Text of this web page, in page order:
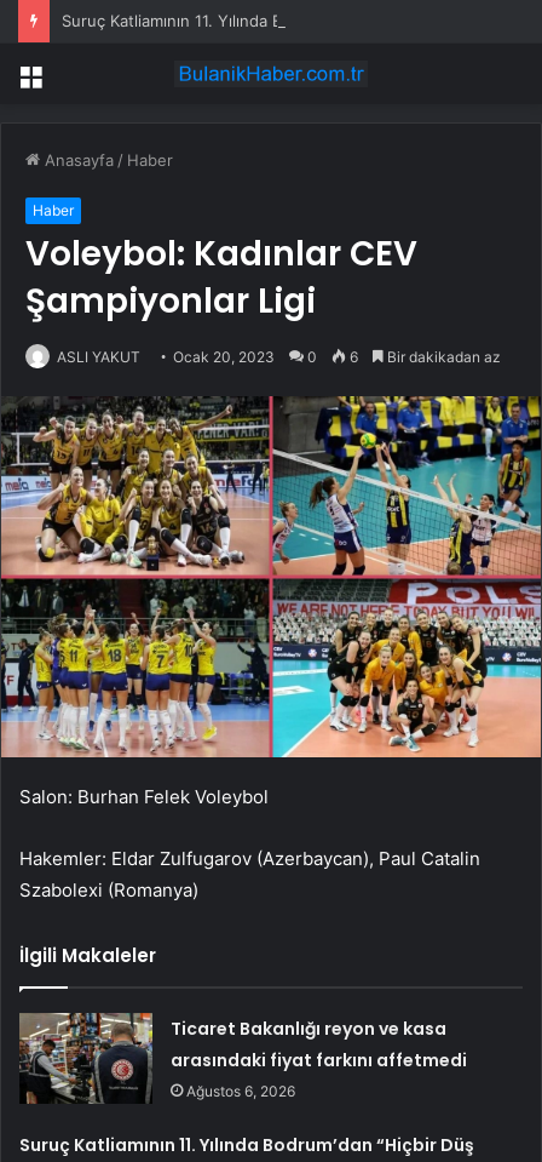
Menü
Anasayfa / Haber
Haber
Voleybol: Kadınlar CEV
Şampiyonlar Ligi
ASLI YAKUT Ocak 20, 2023 0 6 Bir dakikadan az
Salon: Burhan Felek Voleybol
Hakemler: Eldar Zulfugarov (Azerbaycan), Paul Catalin
Szabolexi (Romanya)
İlgili Makaleler
Ticaret Bakanlığı reyon ve kasa
arasındaki fiyat farkını affetmedi
Ağustos 6, 2026
Suruç Katliamının 11. Yılında Bodrum’dan “Hiçbir Düş